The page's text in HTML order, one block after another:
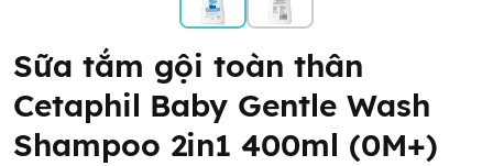
Sữa tắm gội toàn thân
Cetaphil Baby Gentle Wash
Shampoo 2in1 400ml (0M+)